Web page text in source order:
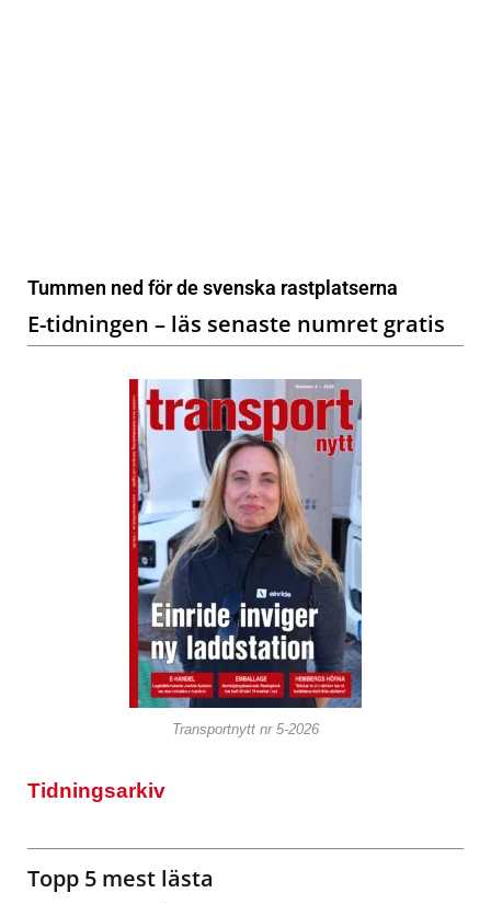
Tummen ned för de svenska rastplatserna
E-tidningen – läs senaste numret gratis
Transportnytt nr 5-2026
Tidningsarkiv
Topp 5 mest lästa